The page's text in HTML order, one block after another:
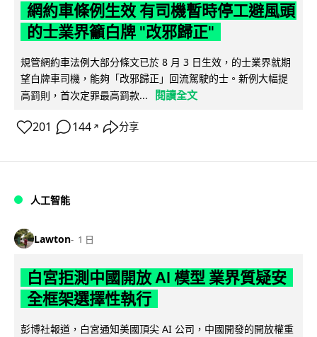
網約車條例生效 有司機暫時停工避風頭
的士業界籲白牌 "改邪歸正"
規管網約車法例大部分條文已於 8 月 3 日生效，的士業界就期
望白牌車司機，能夠「改邪歸正」回流駕駛的士。新例大幅提
高罰則，首次定罪最高罰款...
閱讀全文
201 144 ↗ 分享
人工智能
Lawton 1 日
白宮拒測中國開放 AI 模型 業界質疑安
全框架選擇性執行
彭博社報道，白宮通知美國頂尖 AI 公司，中國開發的開放權重